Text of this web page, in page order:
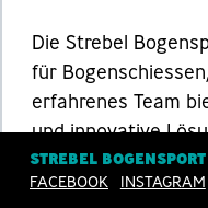
Die Strebel
für
erfahrenes Team
und innovative
Bedürfnisse.
nutzen Sie unseren
STREBEL
FACEBOOK
INSTAGRAM